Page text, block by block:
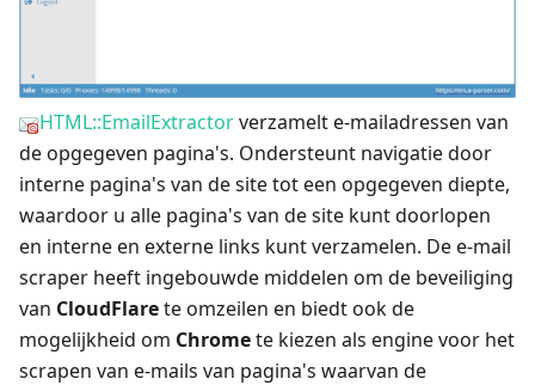
HTML::EmailExtractorverzamelt e-mailadressen van
de opgegeven pagina's. Ondersteunt navigatie door
interne pagina's van de site tot een opgegeven diepte,
waardoor u alle pagina's van de site kunt doorlopen
en interne en externe links kunt verzamelen. De e-mail
scraper heeft ingebouwde middelen om de beveiliging
van CloudFlarete omzeilen en biedt ook de
mogelijkheid om Chromete kiezen als engine voor het
scrapen van e-mails van pagina's waarvan de